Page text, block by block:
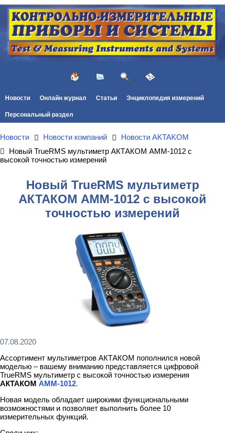
Новости Онлайн журнал Статьи Энциклопедия измерений
Персональный раздел
Новости Новости компаний
Новости AKTAKOM
Новый TrueRMS мультиметр АКТАКОМ АММ-1012 с
высокой точностью измерений
Новый TrueRMS мультиметр
АКТАКОМ АММ-1012 с высокой
точностью измерений
07.08.2020
Ассортимент мультиметров АКТАКОМ пополнился новой
моделью – вашему вниманию представляется цифровой
TrueRMS мультиметр с высокой точностью измерения
АКТАКОМ АММ-1012.
Новая модель обладает широкими функциональными
возможностями и позволяет выполнить более 10
измерительных функций.